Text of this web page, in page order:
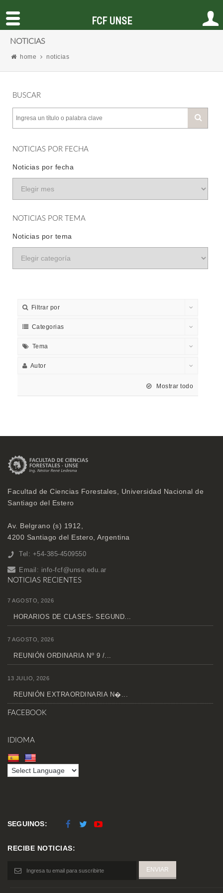
NOTICIAS
home noticias
BUSCAR
NOTICIAS POR FECHA
Noticias por fecha
NOTICIAS POR TEMA
Noticias por tema
Filtrar por
Categorias
Tema
Autor
Mostrar todo
Facultad de Ciencias Forestales, Universidad Nacional de
Santiago del Estero
Av. Belgrano (s) 1912,
4200 Santiago del Estero, Argentina
Tel: +54-385-4509550
Email: info-fcf@unse.edu.ar
NOTICIAS RECIENTES
7 AGOSTO, 2026
HORARIOS DE CLASES- SEGUND...
7 AGOSTO, 2026
REUNIÓN ORDINARIA Nº 9 /...
13 JULIO, 2026
REUNIÓN EXTRAORDINARIA N�...
FACEBOOK
IDIOMA
SEGUINOS:
RECIBE NOTICIAS:
FCF UNSE